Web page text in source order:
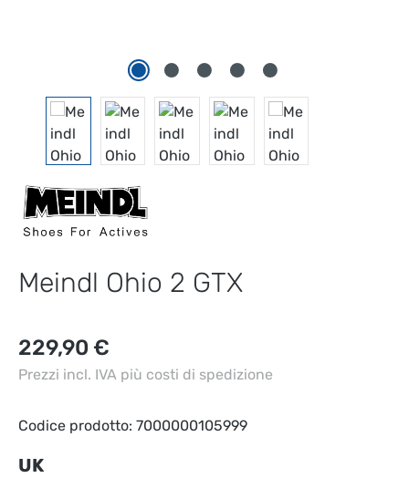
Meindl Ohio 2 GTX
Prezzo normale:
229,90 €
Prezzi incl. IVA più costi di spedizione
Codice prodotto: 7000000105999
Seleziona
UK